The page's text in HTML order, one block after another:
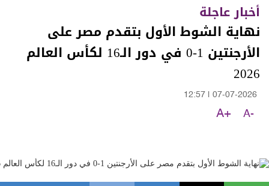
أخبار عاجلة
نهاية الشوط الأول بتقدم مصر على
الأرجنتين 1-0 في دور الـ16 لكأس العالم
2026
07-07-2026
12:57
A-
A+